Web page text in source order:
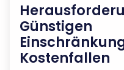
Günstigen
Kostenfallen